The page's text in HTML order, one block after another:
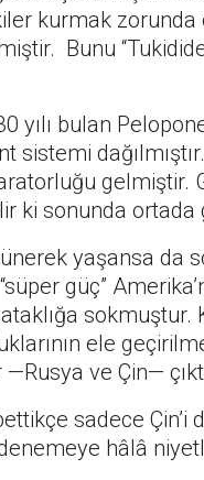
kurmak
Bunu
yılı bulan
sistemi
gelmiştir.
ki sonunda
yaşansa da
güç”
sokmuştur.
ele
ve Çin—
sadece Çin’i
denemeye hâlâ